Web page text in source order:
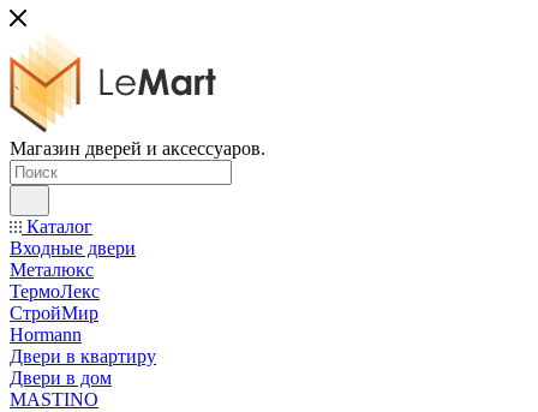
Магазин дверей и аксессуаров.
Каталог
Входные двери
Металюкс
ТермоЛекс
СтройМир
Hormann
Двери в квартиру
Двери в дом
MASTINO